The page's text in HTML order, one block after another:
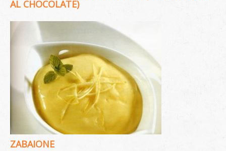
AL CHOCOLATE)
ZABAIONE